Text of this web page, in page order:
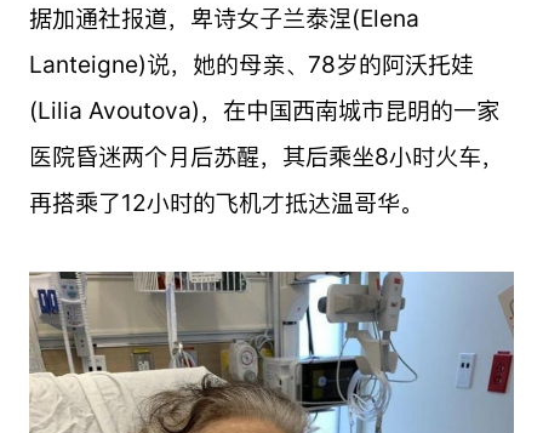
据加通社报道，卑诗女子兰泰涅(Elena
Lanteigne)说，她的母亲、78岁的阿沃托娃
(Lilia Avoutova)，在中国西南城市昆明的一家
医院昏迷两个月后苏醒，其后乘坐8小时火车，
再搭乘了12小时的飞机才抵达温哥华。